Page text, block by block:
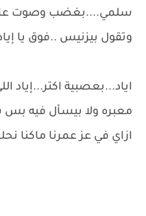
سلمي....بغضب وصوت
وتقول بيزنيس ..فوق يا
اياد...بعصبية اكتر...إياد
معبره ولا بيسأل فيه بس
ازاي في عز عمرنا ماكنا